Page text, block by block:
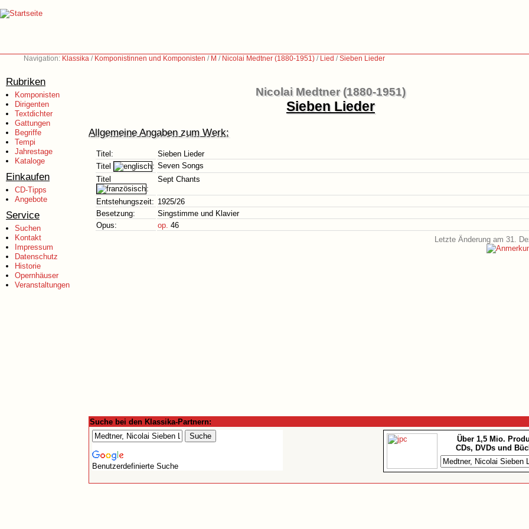
Navigation: Klassika / Komponistinnen und Komponisten / M / Nicolai Medtner (1880-1951) / Lied /Sieben Lieder
Rubriken
Komponisten
Dirigenten
Textdichter
Gattungen
Begriffe
Tempi
Jahrestage
Kataloge
Einkaufen
CD-Tipps
Angebote
Service
Suchen
Kontakt
Impressum
Datenschutz
Historie
Opernhäuser
Veranstaltungen
Nicolai Medtner (1880-1951)
Sieben Lieder
Allgemeine Angaben zum Werk:
Titel:
Sieben Lieder
Titel
: Seven Songs
Titel
:
Sept Chants
Entstehungszeit: 1925/26
Besetzung:
Singstimme und Klavier
Opus:
op. 46
Letzte Änderung am 31.
Suche bei den Klassika-Partnern:
Benutzerdefinierte Suche
Über 1,5 Mio.
CDs, DVDs und